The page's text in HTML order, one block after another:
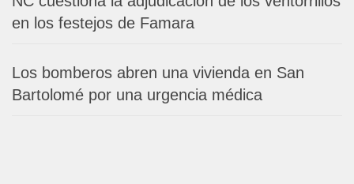
en los festejos de Famara
Los bomberos abren una vivienda en San
Bartolomé por una urgencia médica